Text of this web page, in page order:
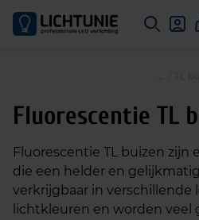
Fluorescentie TL
Fluorescentie TL buizen zijn
die een helder en
verkrijgbaar in verschillende
lichtkleuren en worden